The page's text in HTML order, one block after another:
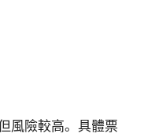
風險較高。具體票